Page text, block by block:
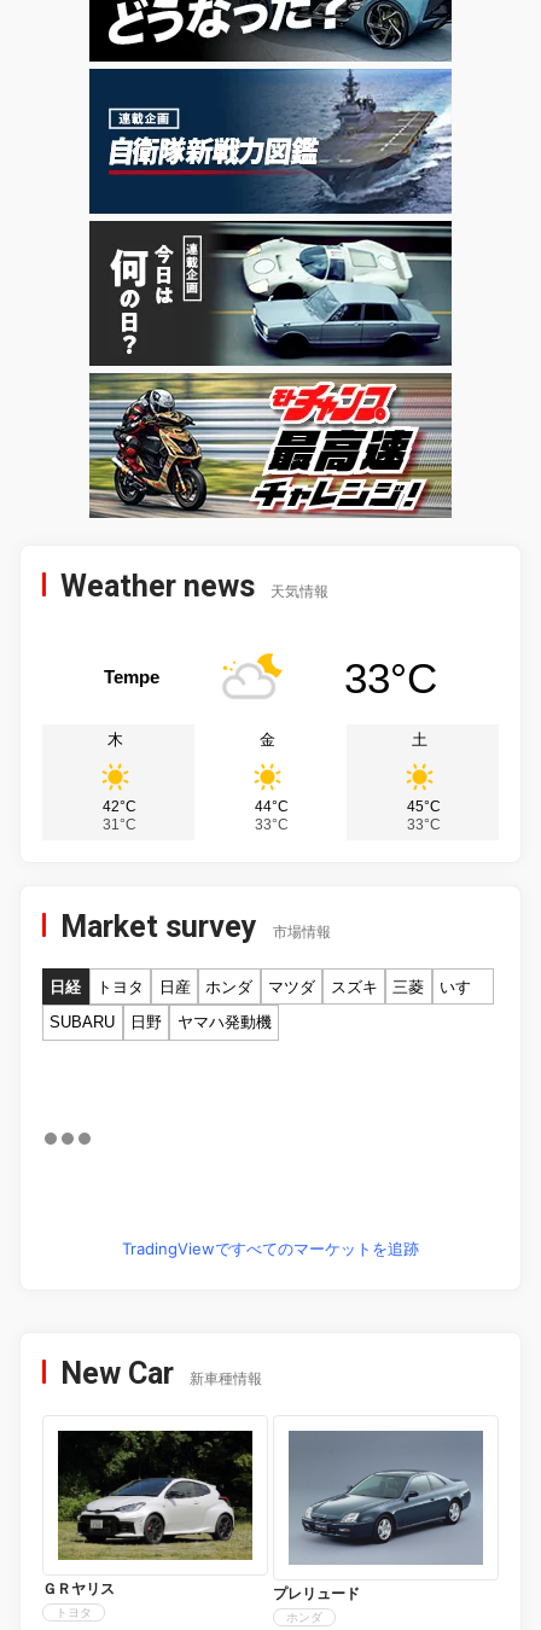
Weather news 天気情報
Tempe 33°C
木
42°C
31°C
金
44°C
33°C
土
45°C
33°C
Market survey 市場情報
日経 トヨタ 日産 ホンダ マツダ スズキ 三菱
いすゞ
SUBARU
日野 ヤマハ発動機
TradingViewですべてのマーケットを追跡
New Car 新車種情報
ＧＲヤリス
トヨタ
プレリュード
ホンダ